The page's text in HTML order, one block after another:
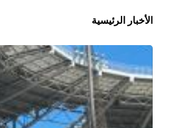
الأخبار الرئيسية